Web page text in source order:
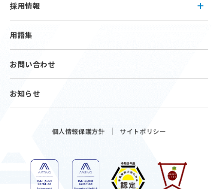
採用情報
用語集
お問い合わせ
お知らせ
個人情報保護方針 サイトポリシー